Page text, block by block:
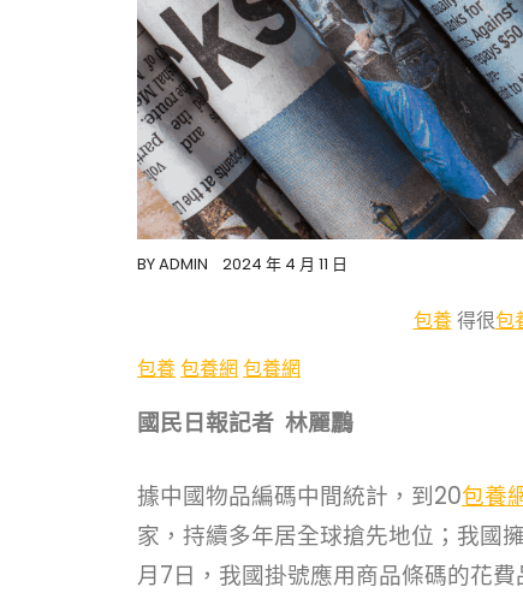
BYADMIN 2024 年 4 月 11 日
包養得很包
包養包養網 包養網
國民日報記者 林麗鸝
據中國物品編碼中間統計，到20包養
家，持續多年居全球搶先地位；我國
月7日，我國掛號應用商品條碼的花